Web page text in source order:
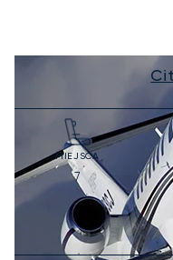
MIEJSCA
7